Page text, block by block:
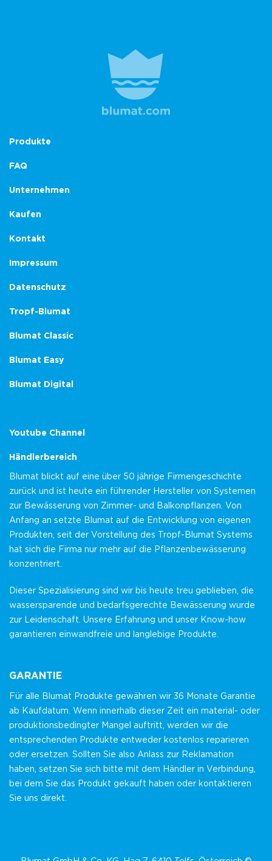
Produkte
FAQ
Unternehmen
Kaufen
Kontakt
Impressum
Datenschutz
Tropf-Blumat
Blumat Classic
Blumat Easy
Blumat Digital
Youtube Channel
Händlerbereich
Blumat blickt auf eine über 50 jährige Firmengeschichte
zurück und ist heute ein führender Hersteller von Systemen
zur Bewässerung von Zimmer- und Balkonpflanzen. Von
Anfang an setzte Blumat auf die Entwicklung von eigenen
Produkten, seit der Vorstellung des Tropf-Blumat Systems
hat sich die Firma nur mehr auf die Pflanzenbewässerung
konzentriert.
Dieser Spezialisierung sind wir bis heute treu geblieben, die
wassersparende und bedarfsgerechte Bewässerung wurde
zur Leidenschaft. Unsere Erfahrung und unser Know-how
garantieren einwandfreie und langlebige Produkte.
GARANTIE
Für alle Blumat Produkte gewähren wir 36 Monate Garantie
ab Kaufdatum. Wenn innerhalb dieser Zeit ein material- oder
produktionsbedingter Mangel auftritt, werden wir die
entsprechenden Produkte entweder kostenlos reparieren
oder ersetzen. Sollten Sie also Anlass zur Reklamation
haben, setzen Sie sich bitte mit dem Händler in Verbindung,
bei dem Sie das Produkt gekauft haben oder kontaktieren
Sie uns direkt.